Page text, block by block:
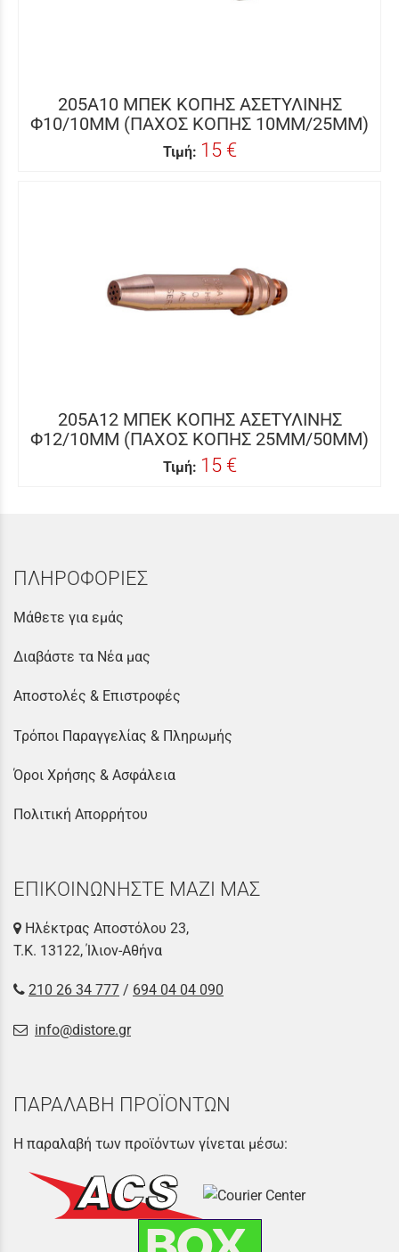
205A10 ΜΠΕΚ ΚΟΠΗΣ ΑΣΕΤΥΛΙΝΗΣ
Φ10/10MM (ΠΑΧΟΣ ΚΟΠΗΣ 10MM/25MM)
Τιμή: 15 €
205A12 ΜΠΕΚ ΚΟΠΗΣ ΑΣΕΤΥΛΙΝΗΣ
Φ12/10MM (ΠΑΧΟΣ ΚΟΠΗΣ 25MM/50MM)
Τιμή: 15 €
ΠΛΗΡΟΦΟΡΙΕΣ
Μάθετε για εμάς
Διαβάστε τα Νέα μας
Αποστολές & Επιστροφές
Τρόποι Παραγγελίας & Πληρωμής
Όροι Χρήσης & Ασφάλεια
Πολιτική Απορρήτου
ΕΠΙΚΟΙΝΩΝΗΣΤΕ ΜΑΖΙ ΜΑΣ
Ηλέκτρας Αποστόλου 23,
Τ.Κ. 13122, Ίλιον-Αθήνα
210 26 34 777 / 694 04 04 090
info@distore.gr
ΠΑΡΑΛΑΒΗ ΠΡΟΪΟΝΤΩΝ
Η παραλαβή των προϊόντων γίνεται μέσω: